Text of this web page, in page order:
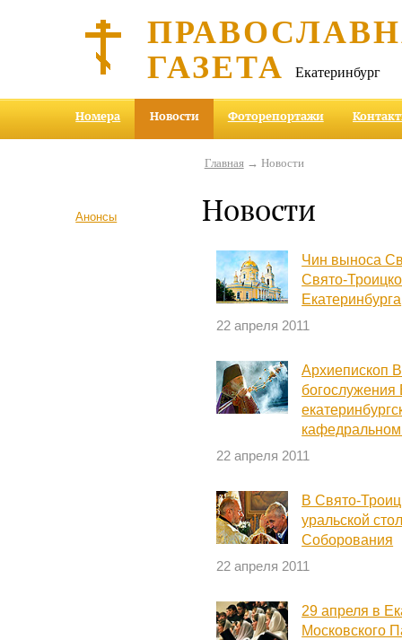
ГАЗЕТА Екатеринбург
Номера Новости Фоторепортажи
Анонсы
Главная→ Новости
Новости
Чин выноса
Свято-
Екатеринбурга
22 апреля 2011
Архиепископ
богослужения
22 апреля 2011
В Свято-
уральской
Соборования
22 апреля 2011
29 апреля в
Московского